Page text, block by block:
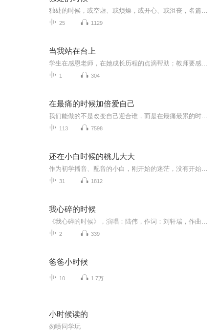
25 1129
当我站在台上
1 304
在最痛的时候加倍爱自己
113 7598
还在小白时候的桃儿大大
31 1812
我心碎的时候
2 339
爸爸小时候
10 1.7万
小时候读的
勿喷同学玩